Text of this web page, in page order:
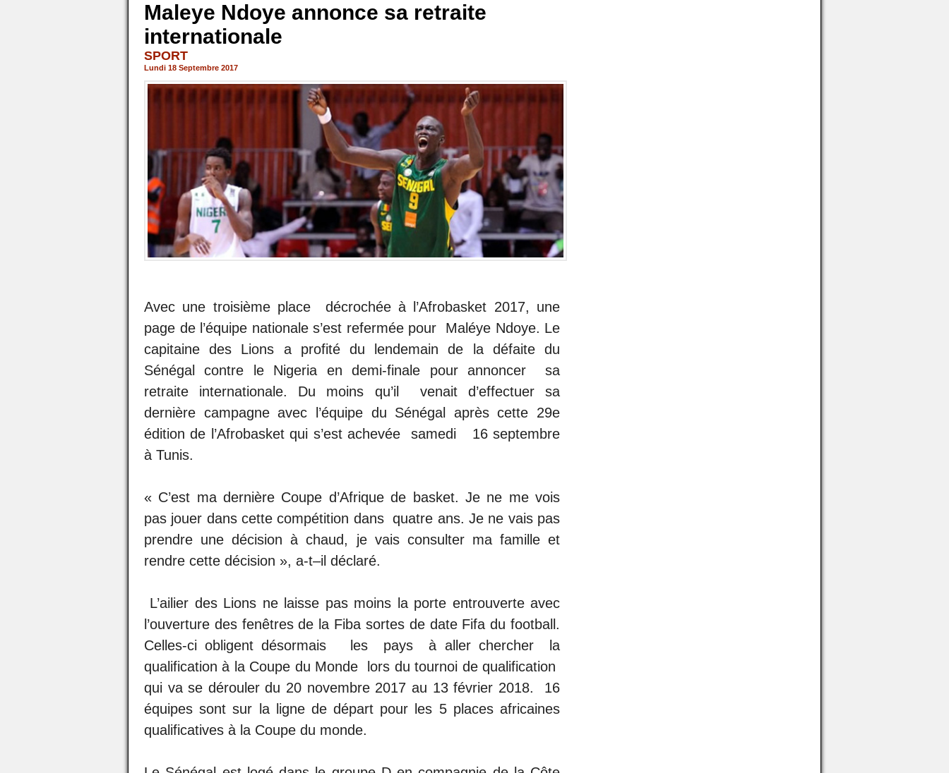
Maleye Ndoye annonce sa retraite
internationale
SPORT
Lundi 18 Septembre 2017
Avec une troisième place décrochée à l’Afrobasket 2017, une
page de l’équipe nationale s’est refermée pour Maléye Ndoye. Le
capitaine des Lions a profité du lendemain de la défaite du
Sénégal contre le Nigeria en demi-finale pour annoncer sa
retraite internationale. Du moins qu’il venait d’effectuer sa
dernière campagne avec l’équipe du Sénégal après cette 29e
édition de l’Afrobasket qui s’est achevée samedi 16 septembre
à Tunis.
« C’est ma dernière Coupe d’Afrique de basket. Je ne me vois
pas jouer dans cette compétition dans quatre ans. Je ne vais pas
prendre une décision à chaud, je vais consulter ma famille et
rendre cette décision », a-t–il déclaré.
L’ailier des Lions ne laisse pas moins la porte entrouverte avec
l’ouverture des fenêtres de la Fiba sortes de date Fifa du football.
Celles-ci obligent désormais les pays à aller chercher la
qualification à la Coupe du Monde lors du tournoi de qualification
qui va se dérouler du 20 novembre 2017 au 13 février 2018. 16
équipes sont sur la ligne de départ pour les 5 places africaines
qualificatives à la Coupe du monde.